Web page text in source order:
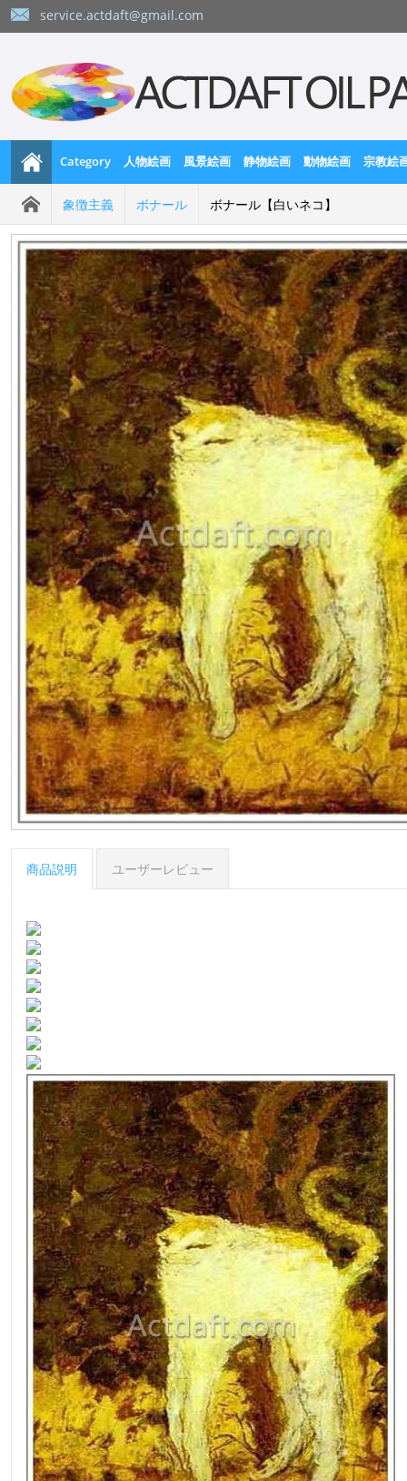
service.actdaft@gmail.com
Category 人物絵画 風景絵画 静物絵画 動物絵画 宗教絵
象徴主義 ボナール ボナール【白いネコ】
商品説明 ユーザーレビュー